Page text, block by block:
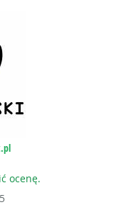
ocenę.